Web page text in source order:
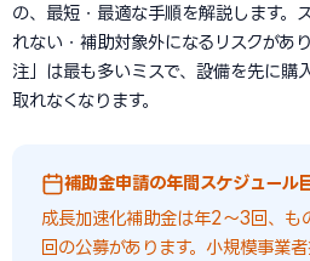
の、最短・最適な手順を解説します。
れない・補助対象外になるリスクがあ
注」は最も多いミスで、設備を先に購
取れなくなります。
補助金申請の年間スケジュール
成長加速化補助金は年2〜3回、も
回の公募があります。小規模事業